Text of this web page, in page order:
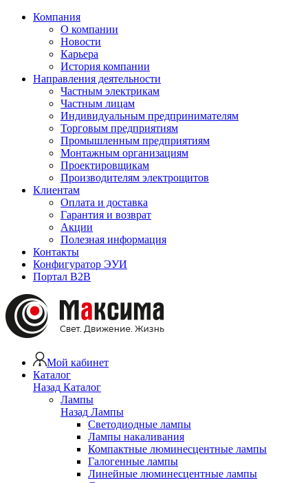
Компания
О компании
Новости
Карьера
История компании
Направления деятельности
Частным электрикам
Частным лицам
Индивидуальным предпринимателям
Торговым предприятиям
Промышленным предприятиям
Монтажным организациям
Проектировщикам
Производителям электрощитов
Клиентам
Оплата и доставка
Гарантия и возврат
Акции
Полезная информация
Контакты
Конфигуратор ЭУИ
Портал B2B
Мой кабинет
Каталог
Назад Каталог
Лампы
Назад Лампы
Светодиодные лампы
Лампы накаливания
Компактные люминесцентные лампы
Галогенные лампы
Линейные люминесцентные лампы